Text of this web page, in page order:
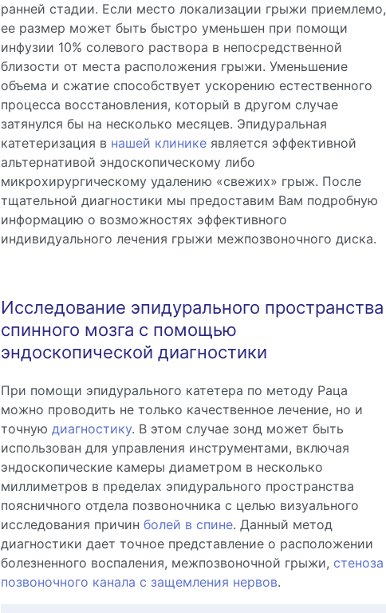
ранней стадии. Если место локализации грыжи приемлемо,
ее размер может быть быстро уменьшен при помощи
инфузии 10% солевого раствора в непосредственной
близости от места расположения грыжи. Уменьшение
объема и сжатие способствует ускорению естественного
процесса восстановления, который в другом случае
затянулся бы на несколько месяцев. Эпидуральная
катетеризация в нашей клиникеявляется эффективной
альтернативой эндоскопическому либо
микрохирургическому удалению «свежих» грыж. После
тщательной диагностики мы предоставим Вам подробную
информацию о возможностях эффективного
индивидуального лечения грыжи межпозвоночного диска.
Исследование эпидурального пространства
спинного мозга с помощью
эндоскопической диагностики
При помощи эпидурального катетера по методу Раца
можно проводить не только качественное лечение, но и
точную диагностику. В этом случае зонд может быть
использован для управления инструментами, включая
эндоскопические камеры диаметром в несколько
миллиметров в пределах эпидурального пространства
поясничного отдела позвоночника с целью визуального
исследования причин болей в спине. Данный метод
диагностики дает точное представление о расположении
болезненного воспаления, межпозвоночной грыжи, стеноза
позвоночного канала с защемления нервов.